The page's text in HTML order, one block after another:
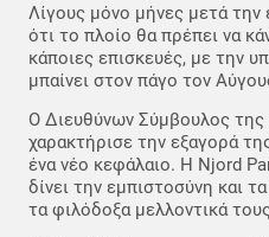
Λίγους μόνο μήνες μετά την
ότι το πλοίο θα πρέπει να
κάποιες επισκευές, με την
μπαίνει στον πάγο τον
Ο Διευθύνων Σύμβουλος της
χαρακτήρισε την εξαγορά
ένα νέο κεφάλαιο. Η Njord
δίνει την εμπιστοσύνη και
τα φιλόδοξα μελλοντικά